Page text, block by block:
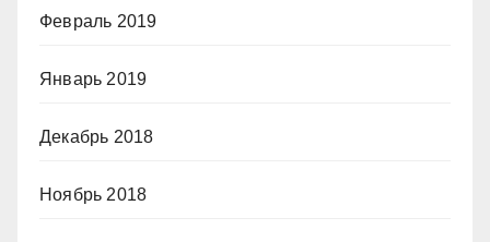
Февраль 2019
Январь 2019
Декабрь 2018
Ноябрь 2018